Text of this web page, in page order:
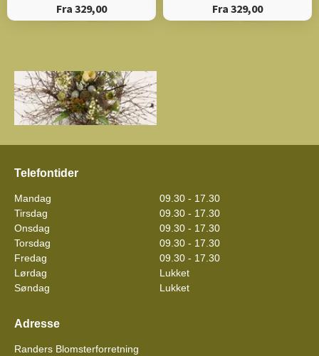
Fra 329,00 Fra 329,00
Show larger version for:
Telefontider
Mandag
09.30 - 17.30
Tirsdag
09.30 - 17.30
Onsdag
09.30 - 17.30
Torsdag
09.30 - 17.30
Fredag
09.30 - 17.30
Lørdag
Lukket
Søndag
Lukket
Adresse
Randers Blomsterforretning